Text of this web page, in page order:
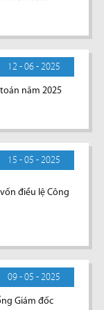
12 - 06 - 2025
năm 2025
15 - 05 - 2025
điều lệ Công
09 - 05 - 2025
Giám đốc